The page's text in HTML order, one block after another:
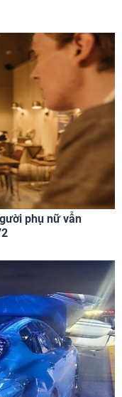
phụ nữ vẫn